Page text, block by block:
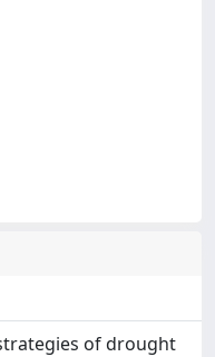
of drought